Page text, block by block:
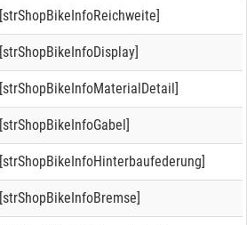
[strShopBikeInfoReichweite]
[strShopBikeInfoDisplay]
[strShopBikeInfoMaterialDetail]
[strShopBikeInfoGabel]
[strShopBikeInfoHinterbaufederung]
[strShopBikeInfoBremse]